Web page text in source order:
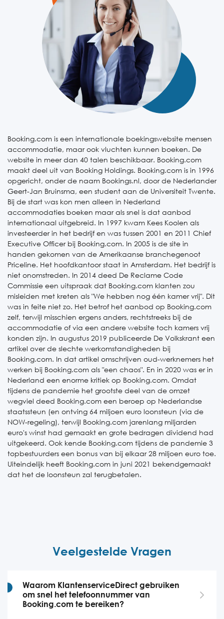
Booking.com is een internationale boekingswebsite mensen
accommodatie, maar ook vluchten kunnen boeken. De
website in meer dan 40 talen beschikbaar. Booking.com
maakt deel uit van Booking Holdings. Booking.com is in 1996
opgericht, onder de naam Bookings.nl, door de Nederlander
Geert-Jan Bruinsma, een student aan de Universiteit Twente.
Bij de start was kon men alleen in Nederland
accommodaties boeken maar als snel is dat aanbod
internationaal uitgebreid. In 1997 kwam Kees Koolen als
investeerder in het bedrijf en was tussen 2001 en 2011 Chief
Executive Officer bij Booking.com. In 2005 is de site in
handen gekomen van de Amerikaanse branchegenoot
Priceline. Het hoofdkantoor staat in Amsterdam. Het bedrijf is
niet onomstreden. In 2014 deed De Reclame Code
Commissie een uitspraak dat Booking.com klanten zou
misleiden met kreten als "We hebben nog één kamer vrij". Dit
was in feite niet zo. Het betrof het aanbod op Booking.com
zelf, terwijl misschien ergens anders, rechtstreeks bij de
accommodatie of via een andere website toch kamers vrij
konden zijn. In augustus 2019 publiceerde De Volkskrant een
artikel over de slechte werkomstandigheden bij
Booking.com. In dat artikel omschrijven oud-werknemers het
werken bij Booking.com als "een chaos". En in 2020 was er in
Nederland een enorme kritiek op Booking.com. Omdat
tijdens de pandemie het grootste deel van de omzet
wegviel deed Booking.com een beroep op Nederlandse
staatssteun (en ontving 64 miljoen euro loonsteun (via de
NOW-regeling), terwijl Booking.com jarenlang miljarden
euro's winst had gemaakt en grote bedragen dividend had
uitgekeerd. Ook kende Booking.com tijdens de pandemie 3
topbestuurders een bonus van bij elkaar 28 miljoen euro toe.
Uiteindelijk heeft Booking.com in juni 2021 bekendgemaakt
dat het de loonsteun zal terugbetalen.
Veelgestelde Vragen
Waarom KlantenserviceDirect gebruiken
om snel het telefoonnummer van
Booking.com te bereiken?